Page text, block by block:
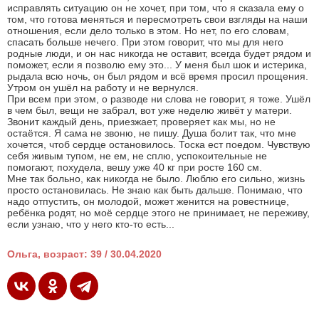
исправлять ситуацию он не хочет, при том, что я сказала ему о
том, что готова меняться и пересмотреть свои взгляды на наши
отношения, если дело только в этом. Но нет, по его словам,
спасать больше нечего. При этом говорит, что мы для него
родные люди, и он нас никогда не оставит, всегда будет рядом и
поможет, если я позволю ему это... У меня был шок и истерика,
рыдала всю ночь, он был рядом и всё время просил прощения.
Утром он ушёл на работу и не вернулся.
При всем при этом, о разводе ни слова не говорит, я тоже. Ушёл
в чем был, вещи не забрал, вот уже неделю живёт у матери.
Звонит каждый день, приезжает, проверяет как мы, но не
остаётся. Я сама не звоню, не пишу. Душа болит так, что мне
хочется, чтоб сердце остановилось. Тоска ест поедом. Чувствую
себя живым тупом, не ем, не сплю, успокоительные не
помогают, похудела, вешу уже 40 кг при росте 160 см.
Мне так больно, как никогда не было. Люблю его сильно, жизнь
просто остановилась. Не знаю как быть дальше. Понимаю, что
надо отпустить, он молодой, может женится на ровестнице,
ребёнка родят, но моё сердце этого не принимает, не переживу,
если узнаю, что у него кто-то есть...
Ольга, возраст: 39 / 30.04.2020